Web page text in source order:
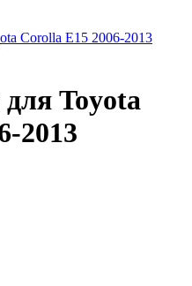
Corolla E15 2006-2013
для Toyota
2013